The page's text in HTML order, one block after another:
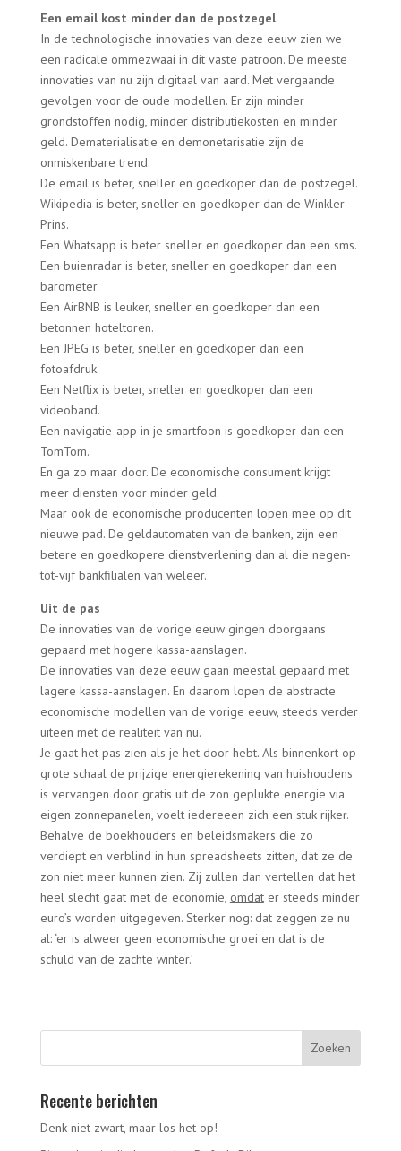
Een email kost minder dan de postzegel
In de technologische innovaties van deze eeuw zien we
een radicale ommezwaai in dit vaste patroon. De meeste
innovaties van nu zijn digitaal van aard. Met vergaande
gevolgen voor de oude modellen. Er zijn minder
grondstoffen nodig, minder distributiekosten en minder
geld. Dematerialisatie en demonetarisatie zijn de
onmiskenbare trend.
De email is beter, sneller en goedkoper dan de postzegel.
Wikipedia is beter, sneller en goedkoper dan de Winkler
Prins.
Een Whatsapp is beter sneller en goedkoper dan een sms.
Een buienradar is beter, sneller en goedkoper dan een
barometer.
Een AirBNB is leuker, sneller en goedkoper dan een
betonnen hoteltoren.
Een JPEG is beter, sneller en goedkoper dan een
fotoafdruk.
Een Netflix is beter, sneller en goedkoper dan een
videoband.
Een navigatie-app in je smartfoon is goedkoper dan een
TomTom.
En ga zo maar door. De economische consument krijgt
meer diensten voor minder geld.
Maar ook de economische producenten lopen mee op dit
nieuwe pad. De geldautomaten van de banken, zijn een
betere en goedkopere dienstverlening dan al die negen-
tot-vijf bankfilialen van weleer.
Uit de pas
De innovaties van de vorige eeuw gingen doorgaans
gepaard met hogere kassa-aanslagen.
De innovaties van deze eeuw gaan meestal gepaard met
lagere kassa-aanslagen. En daarom lopen de abstracte
economische modellen van de vorige eeuw, steeds verder
uiteen met de realiteit van nu.
Je gaat het pas zien als je het door hebt. Als binnenkort op
grote schaal de prijzige energierekening van huishoudens
is vervangen door gratis uit de zon geplukte energie via
eigen zonnepanelen, voelt iedereeen zich een stuk rijker.
Behalve de boekhouders en beleidsmakers die zo
verdiept en verblind in hun spreadsheets zitten, dat ze de
zon niet meer kunnen zien. Zij zullen dan vertellen dat het
heel slecht gaat met de economie, omdater steeds minder
euro’s worden uitgegeven. Sterker nog: dat zeggen ze nu
al: ‘er is alweer geen economische groei en dat is de
schuld van de zachte winter.’
Recente berichten
Denk niet zwart, maar los het op!